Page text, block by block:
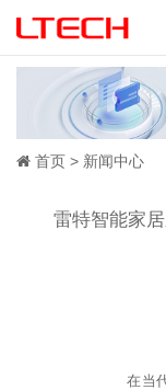
首页 新闻中心
雷特智能家
在当